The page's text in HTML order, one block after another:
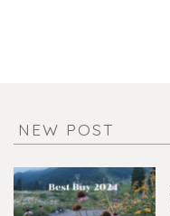
NEW POST